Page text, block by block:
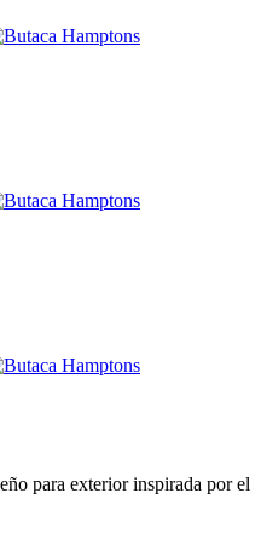
para exterior inspirada por el